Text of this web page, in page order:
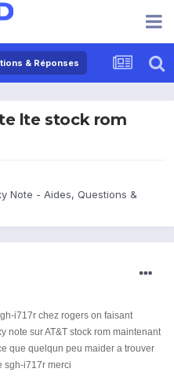
& Réponses
lte stock rom
Note - Aides, Questions &
i717r chez rogers on faisant
note sur AT&T stock rom maintenant
que quelqun peu maider a trouver
sgh-i717r merci